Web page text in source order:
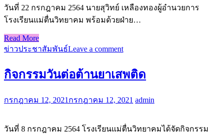
วันที่ 22 กรกฎาคม 2564 นายสุวิทย์ เหลืองทองผู้อำนวยการ
โรงเรียนแม่ตื่นวิทยาคม พร้อมด้วยฝ่าย…
Read More
ข่าวประชาสัมพันธ์Leave a comment
กิจกรรมวันต่อต้านยาเสพติด
กรกฎาคม 12, 2021 กรกฎาคม 12, 2021 admin
วันที่ 8 กรกฎาคม 2564 โรงเรียนแม่ตื่นวิทยาคมได้จัดกิจกรรม